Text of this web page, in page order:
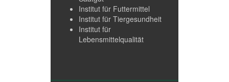
Institut für Futtermittel
Institut für Tiergesundheit
Institut für
Lebensmittelqualität